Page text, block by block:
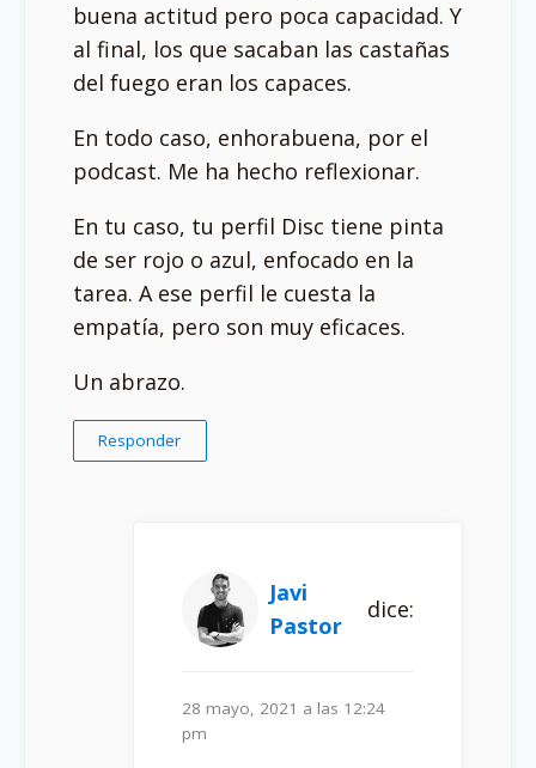
buena actitud pero poca capacidad. Y
al final, los que sacaban las castañas
del fuego eran los capaces.
En todo caso, enhorabuena, por el
podcast. Me ha hecho reflexionar.
En tu caso, tu perfil Disc tiene pinta
de ser rojo o azul, enfocado en la
tarea. A ese perfil le cuesta la
empatía, pero son muy eficaces.
Un abrazo.
Responder
Javi
Pastor
dice:
28 mayo, 2021 a las 12:24
pm